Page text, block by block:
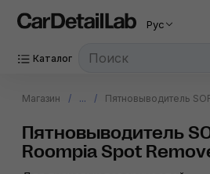
Рус
Каталог
Магазин ...
Пятновыводитель
Roompia Spot